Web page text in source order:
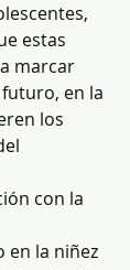
estas
marcar
en la
los
con la
en la niñez